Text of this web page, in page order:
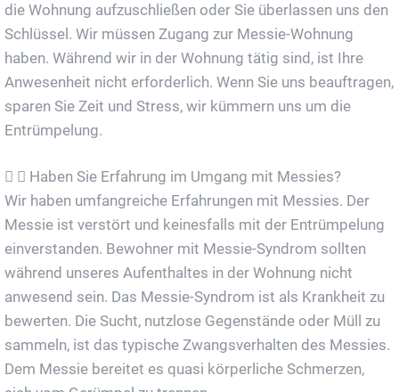
die Wohnung aufzuschließen oder Sie überlassen uns den
Schlüssel. Wir müssen Zugang zur Messie-Wohnung
haben. Während wir in der Wohnung tätig sind, ist Ihre
Anwesenheit nicht erforderlich. Wenn Sie uns beauftragen,
sparen Sie Zeit und Stress, wir kümmern uns um die
Entrümpelung.
Haben Sie Erfahrung im Umgang mit Messies?
Wir haben umfangreiche Erfahrungen mit Messies. Der
Messie ist verstört und keinesfalls mit der Entrümpelung
einverstanden. Bewohner mit Messie-Syndrom sollten
während unseres Aufenthaltes in der Wohnung nicht
anwesend sein. Das Messie-Syndrom ist als Krankheit zu
bewerten. Die Sucht, nutzlose Gegenstände oder Müll zu
sammeln, ist das typische Zwangsverhalten des Messies.
Dem Messie bereitet es quasi körperliche Schmerzen,